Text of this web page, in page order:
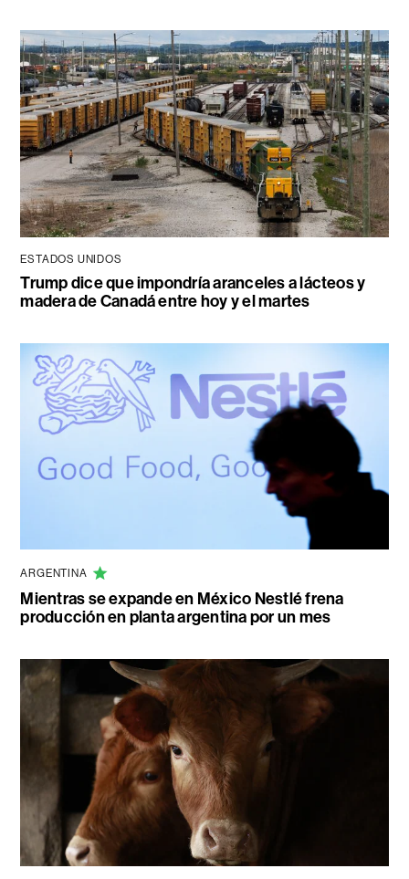
ESTADOS UNIDOS
Trump dice que impondría aranceles a lácteos y
madera de Canadá entre hoy y el martes
ARGENTINA
Mientras se expande en México Nestlé frena
producción en planta argentina por un mes